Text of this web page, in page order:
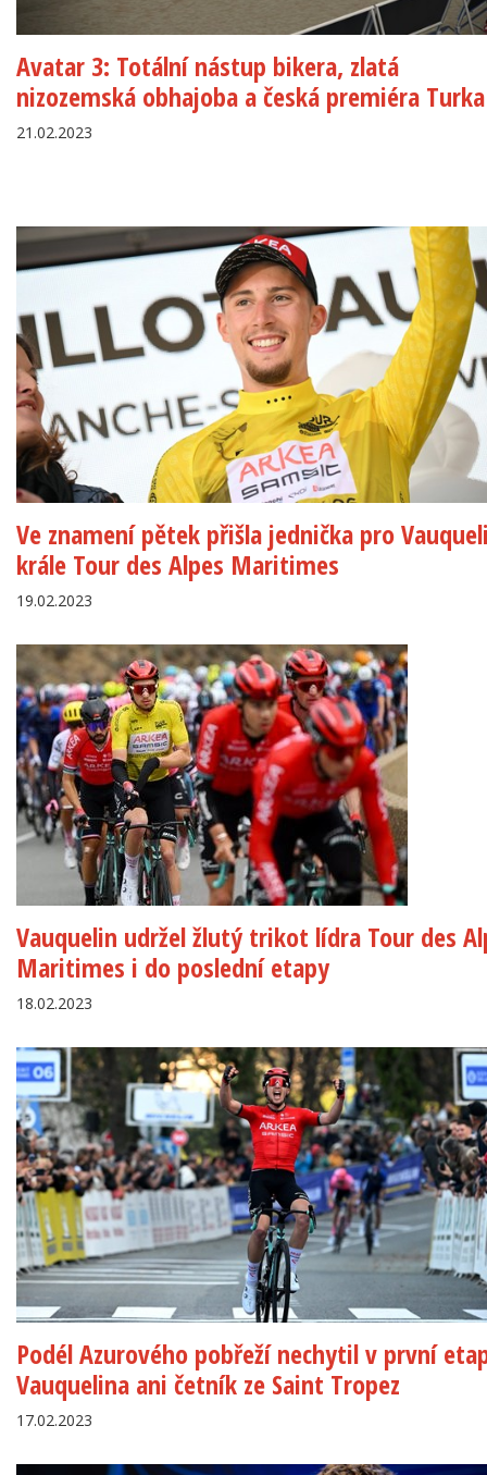
Avatar 3: Totální nástup bikera, zlatá
nizozemská obhajoba a česká premiéra Turka
21.02.2023
Ve znamení pětek přišla jednička pro
krále Tour des Alpes Maritimes
19.02.2023
Vauquelin udržel žlutý trikot lídra Tour des
Maritimes i do poslední etapy
18.02.2023
Podél Azurového pobřeží nechytil v první
Vauquelina ani četník ze Saint Tropez
17.02.2023